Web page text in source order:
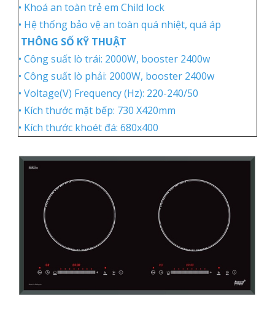
• Khoá an toàn trẻ em Child lock
• Hệ thống bảo vệ an toàn quá nhiệt, quá áp
THÔNG SỐ KỸ THUẬT
• Công suất lò trái: 2000W, booster 2400w
• Công suất lò phải: 2000W, booster 2400w
• Voltage(V) Frequency (Hz): 220-240/50
• Kích thước mặt bếp: 730 X420mm
• Kích thước khoét đá: 680x400